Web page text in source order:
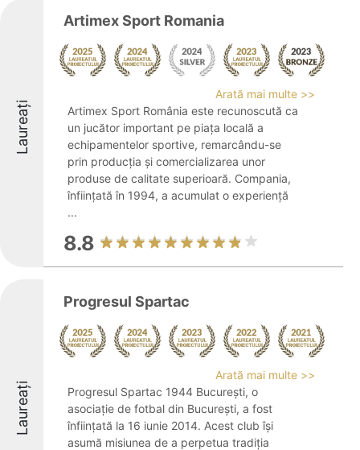
Laureați
Artimex Sport Romania
Arată mai multe >>
Artimex Sport România este recunoscută ca
un jucător important pe piața locală a
echipamentelor sportive, remarcându-se
prin producția și comercializarea unor
produse de calitate superioară. Compania,
înființată în 1994, a acumulat o experiență
...
8.8
Laureați
Progresul Spartac
Arată mai multe >>
Progresul Spartac 1944 București, o
asociație de fotbal din București, a fost
înființată la 16 iunie 2014. Acest club își
asumă misiunea de a perpetua tradiția